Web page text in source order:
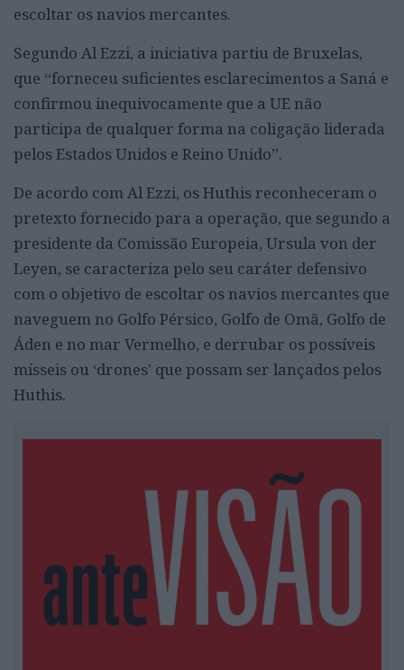
escoltar os navios mercantes.
Segundo Al Ezzi, a iniciativa partiu de Bruxelas,
que “forneceu suficientes esclarecimentos a Saná e
confirmou inequivocamente que a UE não
participa de qualquer forma na coligação liderada
pelos Estados Unidos e Reino Unido”.
De acordo com Al Ezzi, os Huthis reconheceram o
pretexto fornecido para a operação, que segundo a
presidente da Comissão Europeia, Ursula von der
Leyen, se caracteriza pelo seu caráter defensivo
com o objetivo de escoltar os navios mercantes que
naveguem no Golfo Pérsico, Golfo de Omã, Golfo de
Áden e no mar Vermelho, e derrubar os possíveis
mísseis ou ‘drones’ que possam ser lançados pelos
Huthis.